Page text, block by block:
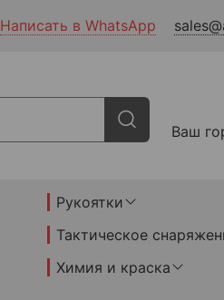
Написать в WhatsApp
Ваш
Рукоятки
Тактическое
Химия и краска